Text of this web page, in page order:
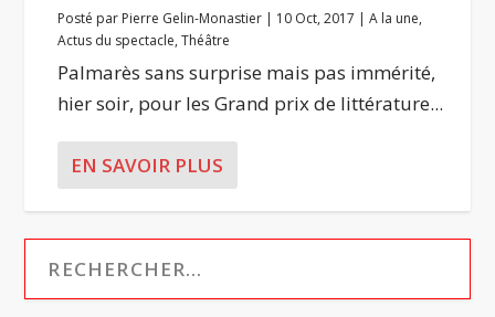
Posté par Pierre Gelin-Monastier | 10 Oct, 2017 |A la une,
Actus du spectacle,Théâtre
Palmarès sans surprise mais pas immérité,
hier soir, pour les Grand prix de littérature...
EN SAVOIR PLUS